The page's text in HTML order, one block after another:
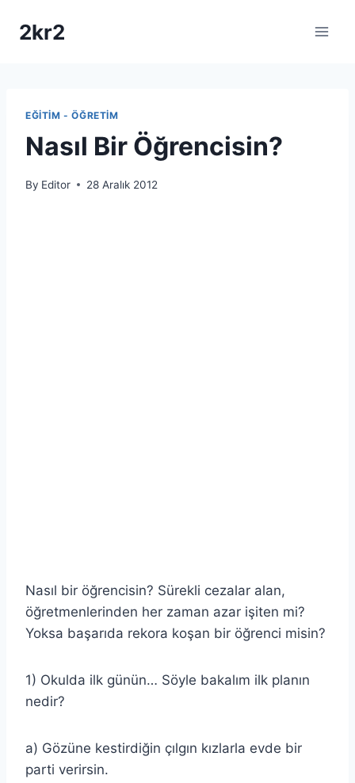
2kr2
EĞITIM - ÖĞRETIM
Nasıl Bir Öğrencisin?
By Editor 28 Aralık 2012
Nasıl bir öğrencisin? Sürekli cezalar alan,
öğretmenlerinden her zaman azar işiten mi?
Yoksa başarıda rekora koşan bir öğrenci misin?
1) Okulda ilk günün… Söyle bakalım ilk planın
nedir?
a) Gözüne kestirdiğin çılgın kızlarla evde bir
parti verirsin.